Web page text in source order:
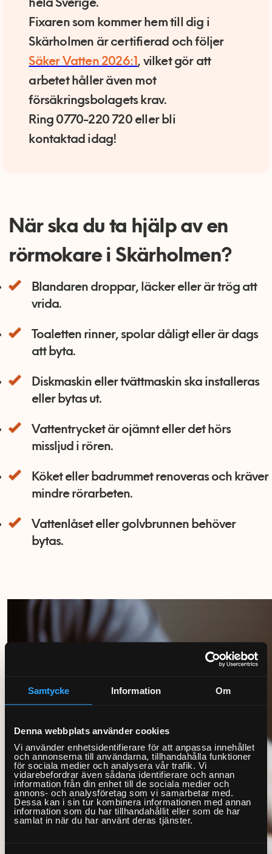
Samtycke Information Om
Denna webbplats använder cookies
Vi använder enhetsidentifierare för att anpassa innehållet
och annonserna till användarna, tillhandahålla funktioner
för sociala medier och analysera vår trafik. Vi
vidarebefordrar även sådana identifierare och annan
information från din enhet till de sociala medier och
annons- och analysföretag som vi samarbetar med.
Dessa kan i sin tur kombinera informationen med annan
information som du har tillhandahållit eller som de har
samlat in när du har använt deras tjänster.
hela Sverige.
Fixaren som kommer hem till dig i
Skärholmen är certifierad och följer
Säker Vatten 2026:1, vilket gör att
arbetet håller även mot
försäkringsbolagets krav.
Ring 0770-220 720 eller bli
kontaktad idag!
När ska du ta hjälp av en
rörmokare i Skärholmen?
Blandaren droppar, läcker eller är trög att
vrida.
Toaletten rinner, spolar dåligt eller är dags
att byta.
Diskmaskin eller tvättmaskin ska installeras
eller bytas ut.
Vattentrycket är ojämnt eller det hörs
missljud i rören.
Köket eller badrummet renoveras och kräver
mindre rörarbeten.
Vattenlåset eller golvbrunnen behöver
bytas.